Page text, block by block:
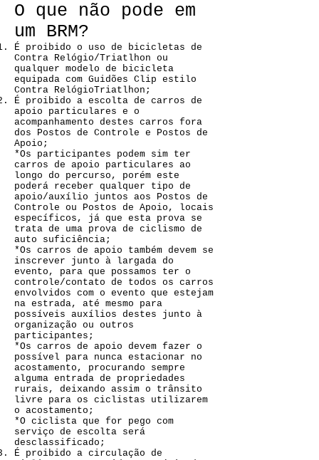
O que não pode em
um BRM?
É proibido o uso de bicicletas de
Contra Relógio/Triatlhon ou
qualquer modelo de bicicleta
equipada com Guidões Clip estilo
Contra RelógioTriatlhon;
É proibido a escolta de carros de
apoio particulares e o
acompanhamento destes carros fora
dos Postos de Controle e Postos de
Apoio;
*Os participantes podem sim ter
carros de apoio particulares ao
longo do percurso, porém este
poderá receber qualquer tipo de
apoio/auxílio juntos aos Postos de
Controle ou Postos de Apoio, locais
específicos, já que esta prova se
trata de uma prova de ciclismo de
auto suficiência;
*Os carros de apoio também devem se
inscrever junto à largada do
evento, para que possamos ter o
controle/contato de todos os carros
envolvidos com o evento que estejam
na estrada, até mesmo para
possíveis auxílios destes junto à
organização ou outros
participantes;
*Os carros de apoio devem fazer o
possível para nunca estacionar no
acostamento, procurando sempre
alguma entrada de propriedades
rurais, deixando assim o trânsito
livre para os ciclistas utilizarem
o acostamento;
*O ciclista que for pego com
serviço de escolta será
desclassificado;
É proibido a circulação de